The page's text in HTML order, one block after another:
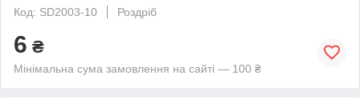
Код: SD2003-10
Роздріб
6 ₴
Мінімальна сума замовлення на сайті — 100 ₴